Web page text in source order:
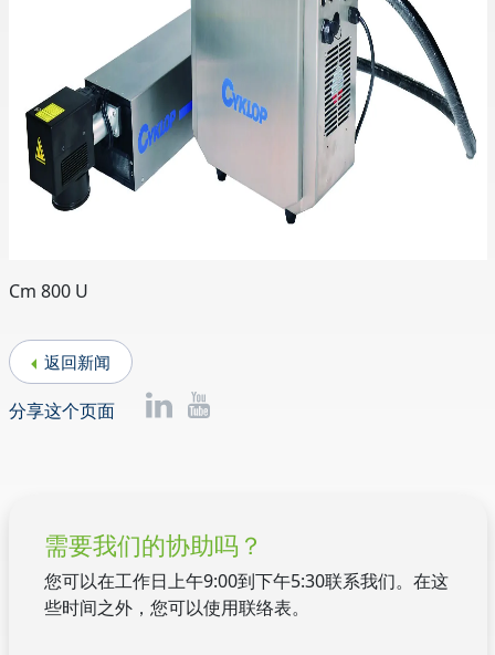
Cm 800 U
返回新闻
分享这个页面
需要我们的协助吗？
您可以在工作日上午9:00到下午5:30联系我们。在这
些时间之外，您可以使用联络表。